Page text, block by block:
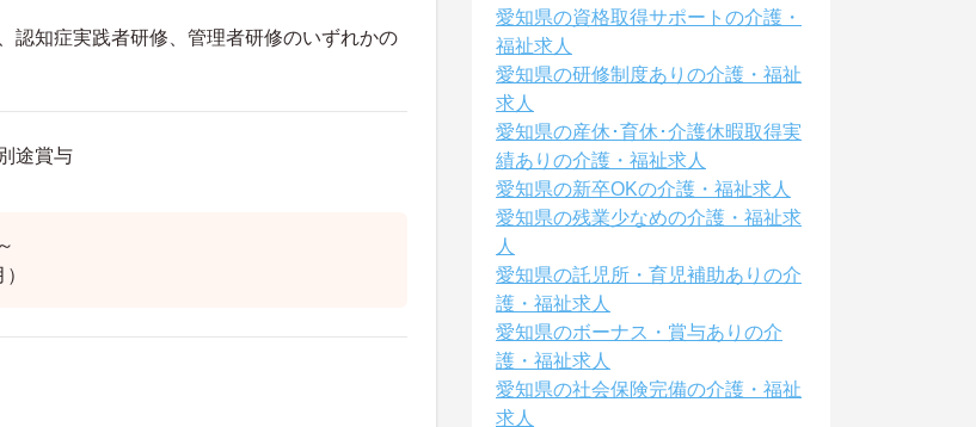
認知症実践者研修、管理者研修のいずれかの
途賞与
愛知県の資格取得サポートの介護・
福祉求人
愛知県の研修制度ありの介護・福祉
求人
愛知県の産休･育休･介護休暇取得実
績ありの介護・福祉求人
愛知県の新卒OKの介護・福祉求人
愛知県の残業少なめの介護・福祉求
人
愛知県の託児所・育児補助ありの介
護・福祉求人
愛知県のボーナス・賞与ありの介
護・福祉求人
愛知県の社会保険完備の介護・福祉
求人